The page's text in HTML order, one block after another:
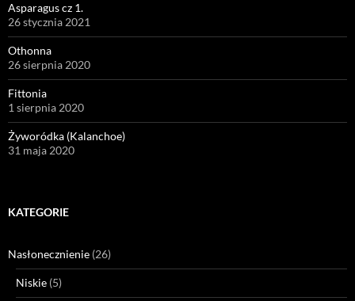
Asparagus cz 1.
26 stycznia 2021
Othonna
26 sierpnia 2020
Fittonia
1 sierpnia 2020
Żyworódka (Kalanchoe)
31 maja 2020
KATEGORIE
Nasłonecznienie (26)
Niskie (5)